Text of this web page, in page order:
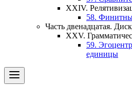
XXIV.
58.
Часть двенадцатая.
XXV.
59.
единицы